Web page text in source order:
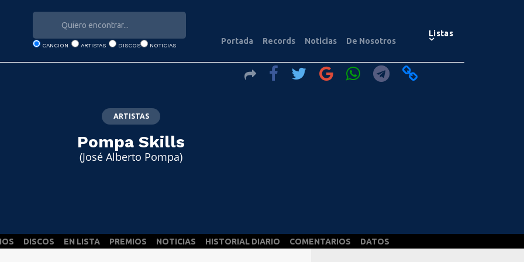
CANCION ARTISTAS DISCOS NOTICIAS Portada Records Noticias De Nosotros
Listas
ARTISTAS
Pompa Skills
(José Alberto Pompa)
DISCOS EN LISTA PREMIOS NOTICIAS HISTORIAL DIARIO COMENTARIOS DATOS